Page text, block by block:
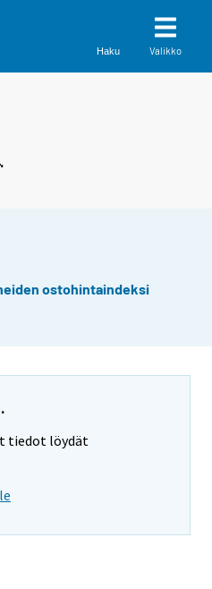
Haku Valikko
ostohintaindeksi
tiedot löydät